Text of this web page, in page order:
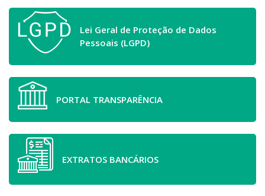
Lei Geral de Proteção de Dados
Pessoais (LGPD)
PORTAL TRANSPARÊNCIA
EXTRATOS BANCÁRIOS